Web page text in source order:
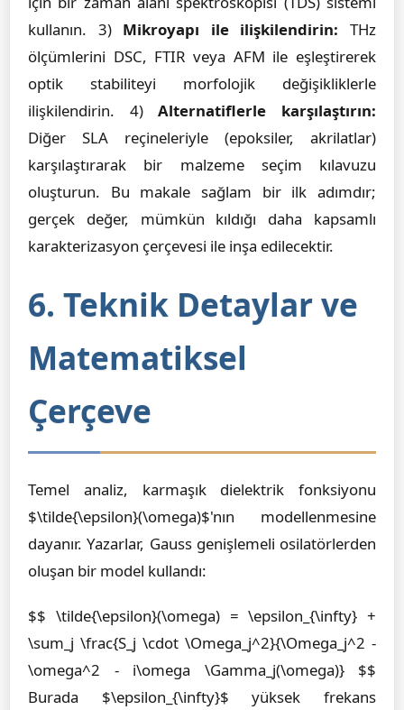
kullanın. 3) Mikroyapı ile ilişkilendirin: THz
ölçümlerini DSC, FTIR veya AFM ile eşleştirerek
optik stabiliteyi morfolojik değişikliklerle
ilişkilendirin. 4)Alternatiflerle karşılaştırın:
Diğer SLA reçineleriyle (epoksiler, akrilatlar)
karşılaştırarak bir malzeme seçim kılavuzu
oluşturun. Bu makale sağlam bir ilk adımdır;
gerçek değer, mümkün kıldığı daha kapsamlı
karakterizasyon çerçevesi ile inşa edilecektir.
6. Teknik Detaylar ve
Matematiksel
Çerçeve
Temel analiz, karmaşık dielektrik fonksiyonu
$\tilde{\epsilon}(\omega)$'nın modellenmesine
dayanır. Yazarlar, Gauss genişlemeli osilatörlerden
oluşan bir model kullandı:
$$ \tilde{\epsilon}(\omega) = \epsilon_{\infty} +
\sum_j \frac{S_j \cdot \Omega_j^2}{\Omega_j^2 -
\omega^2 - i\omega \Gamma_j(\omega)} $$
Burada $\epsilon_{\infty}$ yüksek frekans